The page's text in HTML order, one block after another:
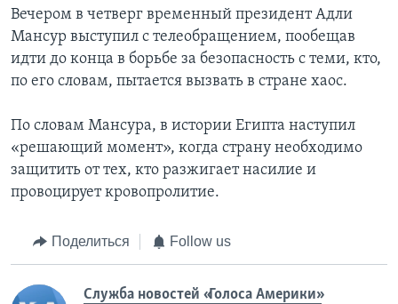
Вечером в четверг временный президент Адли
Мансур выступил с телеобращением, пообещав
идти до конца в борьбе за безопасность с теми, кто,
по его словам, пытается вызвать в стране хаос.
По словам Мансура, в истории Египта наступил
«решающий момент», когда страну необходимо
защитить от тех, кто разжигает насилие и
провоцирует кровопролитие.
Поделиться Follow us
Служба новостей «Голоса Америки»